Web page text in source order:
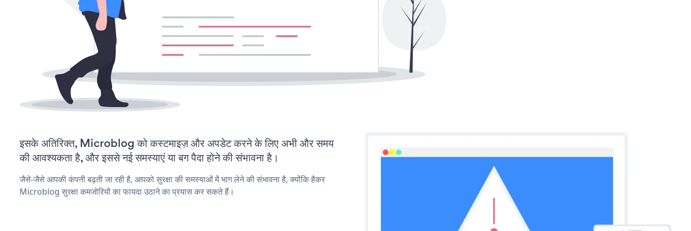
इसके अतिरिक्त, Microblog को कस्टमाइज़ और अपडेट करने के लिए अभी और समय
की आवश्यकता है, और इससे नई समस्याएं या बग पैदा होने की संभावना है।
जैसे-जैसे आपकी कंपनी बढ़ती जा रही है, आपको सुरक्षा की समस्याओं में भाग लेने की संभावना है, क्योंकि हैकर
Microblog सुरक्षा कमजोरियों का फायदा उठाने का प्रयास कर सकते हैं।